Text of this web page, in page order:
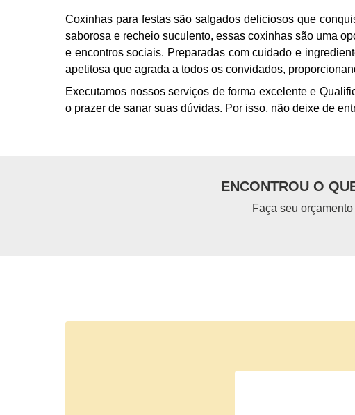
Coxinhas para festas são salgados deliciosos que
saborosa e recheio suculento, essas coxinhas são uma
e encontros sociais. Preparadas com cuidado e
apetitosa que agrada a todos os convidados,
Executamos nossos serviços de forma excelente e
o prazer de sanar suas dúvidas. Por isso, não deixe de
ENCONTROU O
Faça seu